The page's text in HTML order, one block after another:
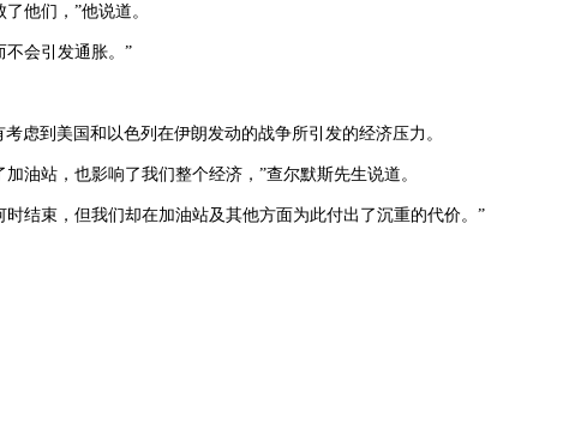
他们，”他说道。
不会引发通胀。”
虑到美国和以色列在伊朗发动的战争所引发的经济压力。
油站，也影响了我们整个经济，”查尔默斯先生说道。
结束，但我们却在加油站及其他方面为此付出了沉重的代价。”